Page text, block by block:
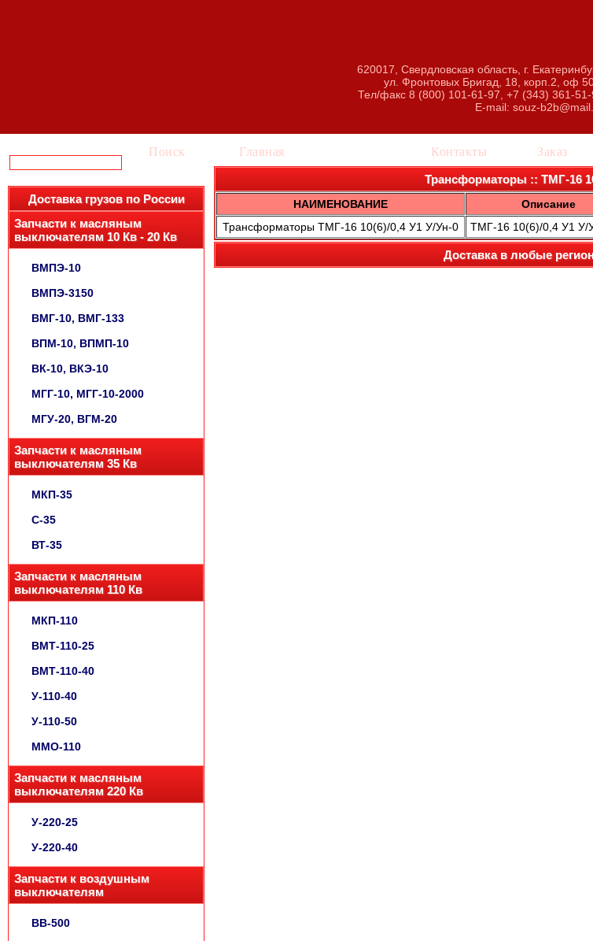
620017, Свердловская область, г.
ул. Фронтовых Бригад, 18, корп.2, оф
Тел/факс 8 (800) 101-61-97, +7 (343) 361-51-
E-mail: souz-
Поиск
Доставка грузов по России
Запчасти к масляным
выключателям 10 Кв - 20 Кв
ВМПЭ-10
ВМПЭ-3150
ВМГ-10, ВМГ-133
ВПМ-10, ВПМП-10
ВК-10, ВКЭ-10
МГГ-10, МГГ-10-2000
МГУ-20, ВГМ-20
Запчасти к масляным
выключателям 35 Кв
МКП-35
С-35
ВТ-35
Запчасти к масляным
выключателям 110 Кв
МКП-110
ВМТ-110-25
ВМТ-110-40
У-110-40
У-110-50
ММО-110
Запчасти к масляным
выключателям 220 Кв
У-220-25
У-220-40
Запчасти к воздушным
выключателям
ВВ-500
Главная Контакты Заказ
Трансформаторы :: ТМГ-16
НАИМЕНОВАНИЕ Описание
Трансформаторы ТМГ-16 10(6)/0,4 У1 У/Ун-0
ТМГ-16 10(6)/0,4 У1 У/
Доставка в любые